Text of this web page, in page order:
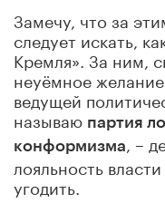
Замечу, что за
следует искать,
Кремля». За ним,
неуёмное
ведущей
называю партия
конформизма
, –
лояльность
угодить.